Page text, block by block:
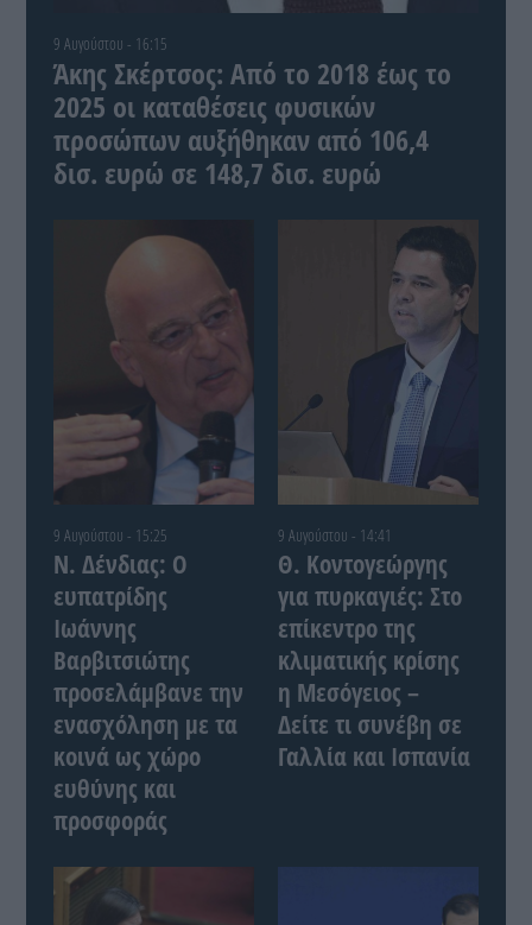
9 Αυγούστου - 16:15
Άκης Σκέρτσος: Από το 2018 έως το
2025 οι καταθέσεις φυσικών
προσώπων αυξήθηκαν από 106,4
δισ. ευρώ σε 148,7 δισ. ευρώ
9 Αυγούστου - 15:25
Ν. Δένδιας: Ο
ευπατρίδης
Ιωάννης
Βαρβιτσιώτης
προσελάμβανε την
ενασχόληση με τα
κοινά ως χώρο
ευθύνης και
προσφοράς
9 Αυγούστου - 14:41
Θ. Κοντογεώργης
για πυρκαγιές: Στο
επίκεντρο της
κλιματικής κρίσης
η Μεσόγειος –
Δείτε τι συνέβη σε
Γαλλία και Ισπανία